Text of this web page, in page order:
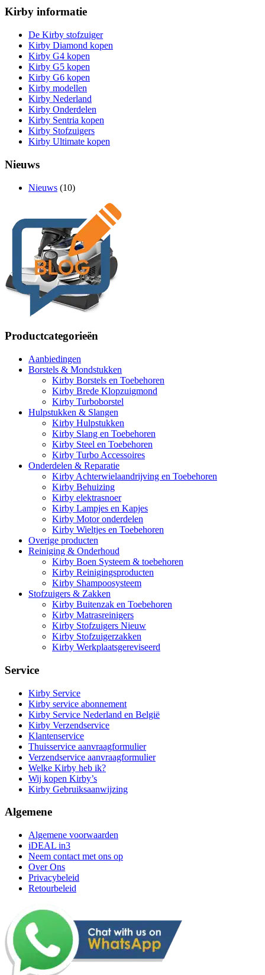
Kirby informatie
De Kirby stofzuiger
Kirby Diamond kopen
Kirby G4 kopen
Kirby G5 kopen
Kirby G6 kopen
Kirby modellen
Kirby Nederland
Kirby Onderdelen
Kirby Sentria kopen
Kirby Stofzuigers
Kirby Ultimate kopen
Nieuws
Nieuws (10)
Productcategorieën
Aanbiedingen
Borstels & Mondstukken
Kirby Borstels en Toebehoren
Kirby Brede Klopzuigmond
Kirby Turboborstel
Hulpstukken & Slangen
Kirby Hulpstukken
Kirby Slang en Toebehoren
Kirby Steel en Toebehoren
Kirby Turbo Accessoires
Onderdelen & Reparatie
Kirby Achterwielaandrijving en Toebehoren
Kirby Behuizing
Kirby elektrasnoer
Kirby Lampjes en Kapjes
Kirby Motor onderdelen
Kirby Wieltjes en Toebehoren
Overige producten
Reiniging & Onderhoud
Kirby Boen Systeem & toebehoren
Kirby Reinigingsproducten
Kirby Shampoosysteem
Stofzuigers & Zakken
Kirby Buitenzak en Toebehoren
Kirby Matrasreinigers
Kirby Stofzuigers Nieuw
Kirby Stofzuigerzakken
Kirby Werkplaatsgereviseerd
Service
Kirby Service
Kirby service abonnement
Kirby Service Nederland en België
Kirby Verzendservice
Klantenservice
Thuisservice aanvraagformulier
Verzendservice aanvraagformulier
Welke Kirby heb ik?
Wij kopen Kirby’s
Kirby Gebruiksaanwijzing
Algemene
Algemene voorwaarden
iDEAL in3
Neem contact met ons op
Over Ons
Privacybeleid
Retourbeleid